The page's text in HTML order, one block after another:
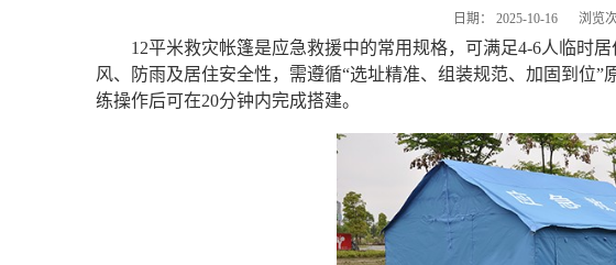
日期： 2025-10-16 浏览
12平米救灾帐篷是应急救援中的常用规格，可满足4-6人临时
风、防雨及居住安全性，需遵循“选址精准、组装规范、加固到位
练操作后可在20分钟内完成搭建。